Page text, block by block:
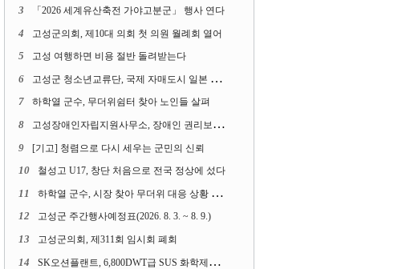
3 「2026 세계유산축전 가야고분군」 행사 연다
4 고성군의회, 제10대 의회 첫 의원 월례회 열어
5 고성 여행하면 비용 절반 돌려받는다
6 고성군 청소년교류단, 국제 자매도시 일본 가사오카시 찾아
7 하학열 군수, 무더위쉼터 찾아 노인들 살펴
8 고성장애인자립지원사무소, 장애인 권리보장 촉구 1인 시위 벌여
9 [기고] 청렴으로 다시 세우는 군민의 신뢰
10 철성고 U17, 창단 처음으로 전국 정상에 섰다
11 하학열 군수, 시장 찾아 무더위 대응 상황 살펴
12 고성군 주간행사예정표(2026. 8. 3. ~ 8. 9.)
13 고성군의회, 제311회 임시회 폐회
14 SK오션플랜트, 6,800DWT급 SUS 화학제품운반선 2척 수주